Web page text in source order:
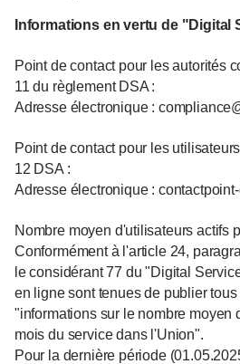
Informations en vertu de "Digital
Point de contact pour les autorités
11 du règlement DSA :
Adresse électronique :
Point de contact pour les
12 DSA :
Adresse électronique :
Nombre moyen d'utilisateurs actifs
Conformément à l'article 24,
le considérant 77 du "Digital
en ligne sont tenues de publier
"informations sur le nombre moyen
mois du service dans l'Union".
Pour la dernière période